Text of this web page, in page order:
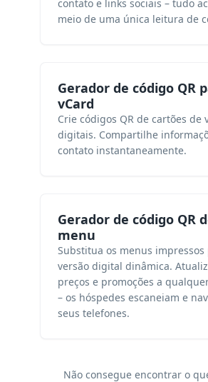
contato e links sociais – tudo
meio de uma única leitura de
Gerador de código QR
vCard
Crie códigos QR de cartões de
digitais. Compartilhe
contato instantaneamente.
Gerador de código QR
menu
Substitua os menus impressos
versão digital dinâmica.
preços e promoções a
– os hóspedes escaneiam e
seus telefones.
Não consegue encontrar o